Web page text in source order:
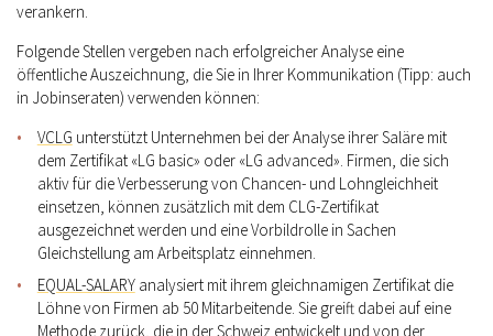
verankern.
Folgende Stellen vergeben nach erfolgreicher Analyse eine
öffentliche Auszeichnung, die Sie in Ihrer Kommunikation (Tipp: auch
in Jobinseraten) verwenden können:
VCLG unterstützt Unternehmen bei der Analyse ihrer Saläre mit
dem Zertifikat «LG basic» oder «LG advanced». Firmen, die sich
aktiv für die Verbesserung von Chancen- und Lohngleichheit
einsetzen, können zusätzlich mit dem CLG-Zertifikat
ausgezeichnet werden und eine Vorbildrolle in Sachen
Gleichstellung am Arbeitsplatz einnehmen.
EQUAL-SALARYanalysiert mit ihrem gleichnamigen Zertifikat die
Löhne von Firmen ab 50 Mitarbeitende. Sie greift dabei auf eine
Methode zurück, die in der Schweiz entwickelt und von der